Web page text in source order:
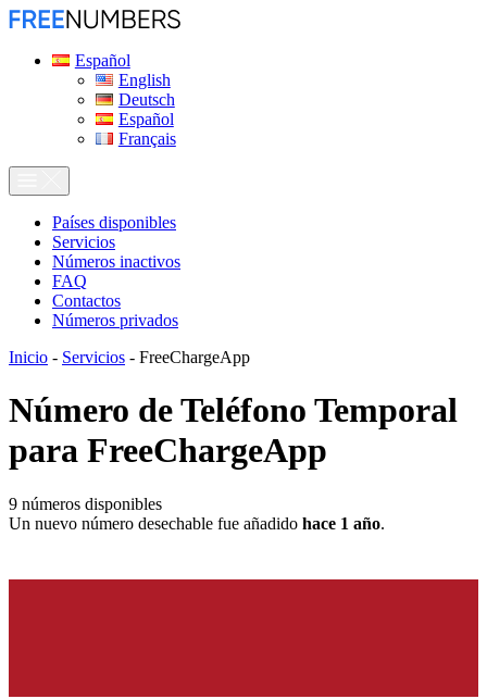
Español
English
Deutsch
Español
Français
Países disponibles
Servicios
Números inactivos
FAQ
Contactos
Números privados
Inicio - Servicios - FreeChargeApp
Número de Teléfono Temporal
para FreeChargeApp
9 números disponibles
Un nuevo número desechable fue añadido hace 1 año.